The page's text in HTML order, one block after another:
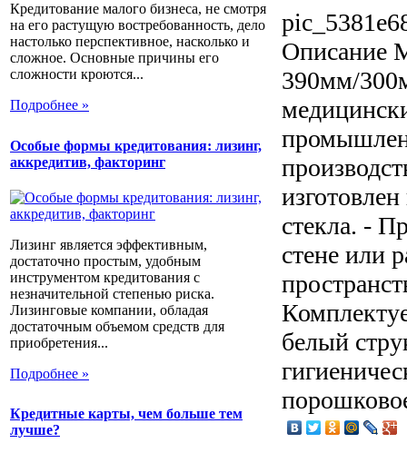
Кредитование малого бизнеса, не смотря
на его растущую востребованность, дело
настолько перспективное, насколько и
сложное. Основные причины его
сложности кроются...
Подробнее »
Особые формы кредитования: лизинг,
аккредитив, факторинг
Лизинг является эффективным,
достаточно простым, удобным
инструментом кредитования с
незначительной степенью риска.
Лизинговые компании, обладая
достаточным объемом средств для
приобретения...
Подробнее »
Кредитные карты, чем больше тем
лучше?
Описание
390мм/
стекла. -
стене или
белый